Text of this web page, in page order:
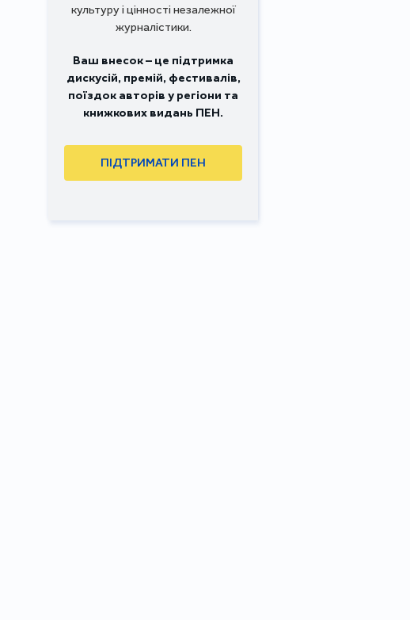
культуру і цінності незалежної
журналістики.
Ваш внесок – це підтримка
дискусій, премій, фестивалів,
поїздок авторів у регіони та
книжкових видань ПЕН.
ПІДТРИМАТИ ПЕН